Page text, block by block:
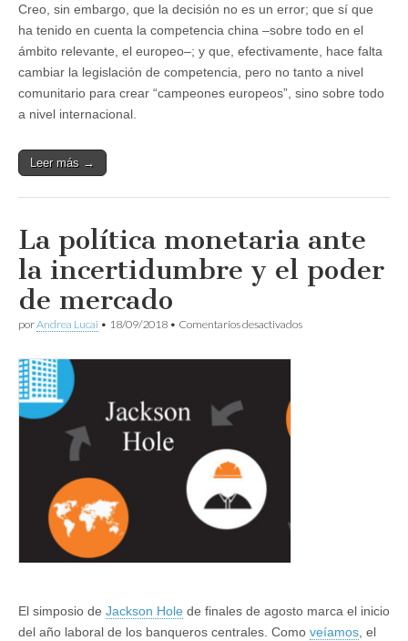
Creo, sin embargo, que la decisión no es un error; que sí que
ha tenido en cuenta la competencia china –sobre todo en el
ámbito relevante, el europeo–; y que, efectivamente, hace falta
cambiar la legislación de competencia, pero no tanto a nivel
comunitario para crear “campeones europeos”, sino sobre todo
a nivel internacional.
Leer más →
La política monetaria ante
la incertidumbre y el poder
de mercado
porAndrea Lucai • 18/09/2018 • Comentarios desactivadosen
El simposio de Jackson Hole de finales de agosto marca el inicio
del año laboral de los banqueros centrales. Como veíamos , el